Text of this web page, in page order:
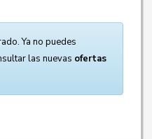
Ya no puedes
las nuevas ofertas